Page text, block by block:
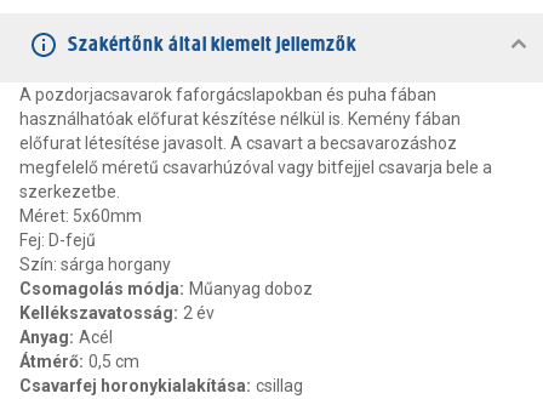
Szakértőnk által kiemelt jellemzők
A pozdorjacsavarok faforgácslapokban és puha fában
használhatóak előfurat készítése nélkül is. Kemény fában
előfurat létesítése javasolt. A csavart a becsavarozáshoz
megfelelő méretű csavarhúzóval vagy bitfejjel csavarja bele a
szerkezetbe.
Méret: 5x60mm
Fej: D-fejű
Szín: sárga horgany
Csomagolás módja: Műanyag doboz
Kellékszavatosság: 2 év
Anyag: Acél
Átmérő: 0,5 cm
Csavarfej horonykialakítása: csillag